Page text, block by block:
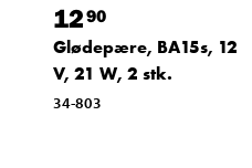
1290
Glødepære, BA15s, 12
V, 21 W, 2 stk.
34-803